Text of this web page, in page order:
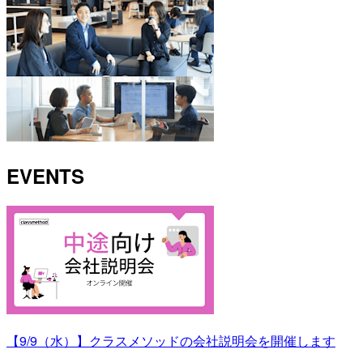
EVENTS
【9/9（水）】クラスメソッドの会社説明会を開催します